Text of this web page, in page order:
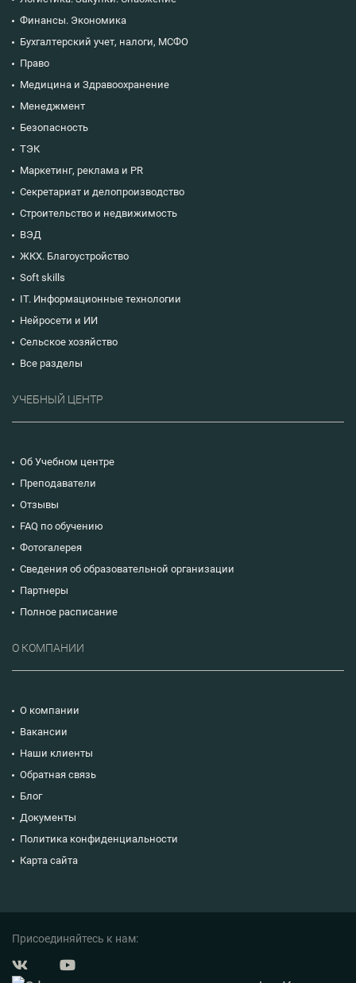
Финансы. Экономика
Бухгалтерский учет, налоги, МСФО
Право
Медицина и Здравоохранение
Менеджмент
Безопасность
ТЭК
Маркетинг, реклама и PR
Секретариат и делопроизводство
Строительство и недвижимость
ВЭД
ЖКХ. Благоустройство
Soft skills
IT. Информационные технологии
Нейросети и ИИ
Сельское хозяйство
Все разделы
УЧЕБНЫЙ ЦЕНТР
Об Учебном центре
Преподаватели
Отзывы
FAQ по обучению
Фотогалерея
Сведения об образовательной организации
Партнеры
Полное расписание
О КОМПАНИИ
О компании
Вакансии
Наши клиенты
Обратная связь
Блог
Документы
Политика конфиденциальности
Карта сайта
Присоединяйтесь к нам: